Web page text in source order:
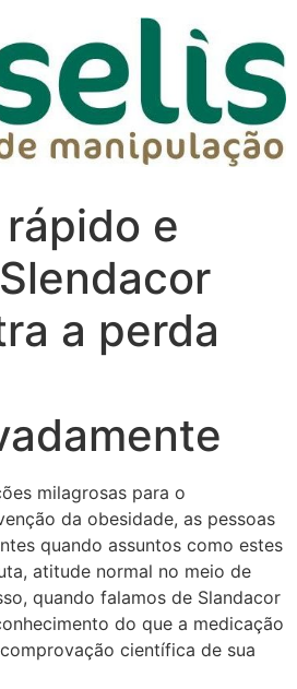
e
a perda
milagrosas para o
da obesidade, as pessoas
quando assuntos como estes
atitude normal no meio de
quando falamos de Slandacor
do que a medicação
científica de sua